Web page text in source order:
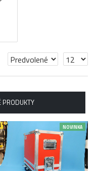
PRODUKTY
NOVINKA